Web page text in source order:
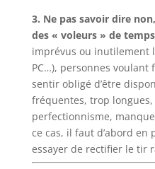
3. Ne pas savoir dire
des « voleurs » de
imprévus ou inutilement
PC…), personnes voulant
sentir obligé d’être
fréquentes, trop
perfectionnisme,
ce cas, il faut d’abord en
essayer de rectifier le tir